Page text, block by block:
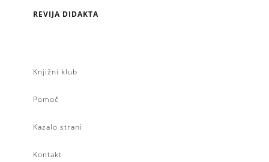
REVIJA DIDAKTA
Knjižni klub
Pomoč
Kazalo strani
Kontakt